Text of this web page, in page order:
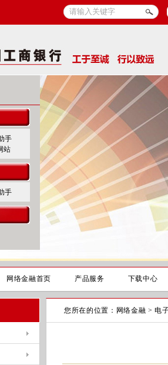
手
站
手
网络金融首页 产品服务 下载中心
您所在的位置： 网络金融 >电